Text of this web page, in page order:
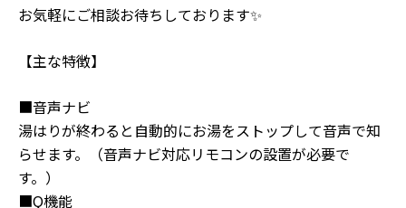
お気軽にご相談お待ちしております✨
【主な特徴】
■音声ナビ
湯はりが終わると自動的にお湯をストップして音声で知
らせます。（音声ナビ対応リモコンの設置が必要で
す。）
■Q機能